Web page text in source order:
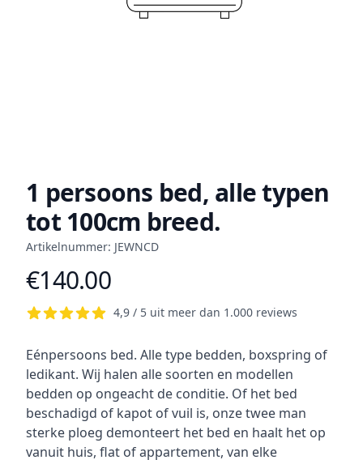
1 persoons bed, alle typen
tot 100cm breed.
Artikelnummer: JEWNCD
Product information
€140.00
4,9 / 5 uit meer dan 1.000 reviews
Short description
Eénpersoons bed. Alle type bedden, boxspring of
ledikant. Wij halen alle soorten en modellen
bedden op ongeacht de conditie. Of het bed
beschadigd of kapot of vuil is, onze twee man
sterke ploeg demonteert het bed en haalt het op
vanuit huis, flat of appartement, van elke